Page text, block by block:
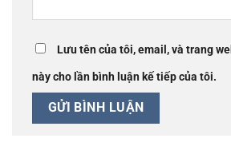
Lưu tên của tôi, email, và trang
này cho lần bình luận kế tiếp của tôi.